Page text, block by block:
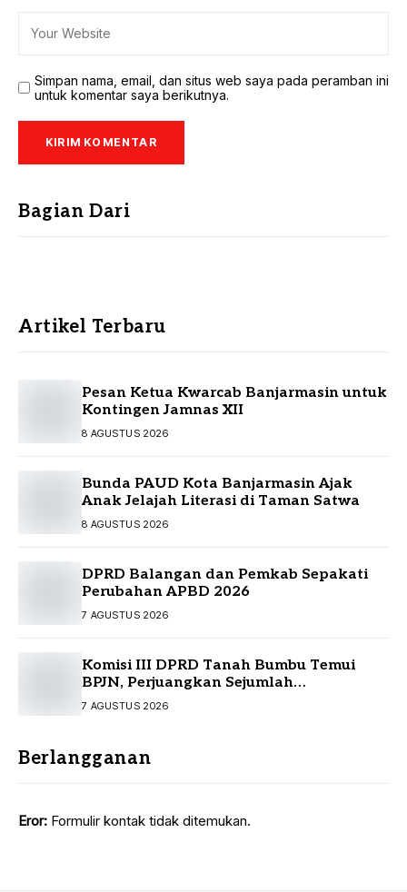
Simpan nama, email, dan situs web saya pada peramban ini
untuk komentar saya berikutnya.
Bagian Dari
Artikel Terbaru
Pesan Ketua Kwarcab Banjarmasin untuk
Kontingen Jamnas XII
8 AGUSTUS 2026
Bunda PAUD Kota Banjarmasin Ajak
Anak Jelajah Literasi di Taman Satwa
8 AGUSTUS 2026
DPRD Balangan dan Pemkab Sepakati
Perubahan APBD 2026
7 AGUSTUS 2026
Komisi III DPRD Tanah Bumbu Temui
BPJN, Perjuangkan Sejumlah
Infrastruktur Strategis
7 AGUSTUS 2026
Berlangganan
Eror: Formulir kontak tidak ditemukan.